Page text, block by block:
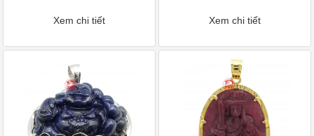
Xem chi tiết Xem chi tiết